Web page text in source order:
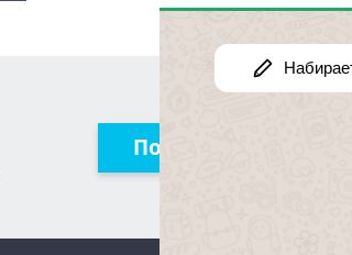
Получить